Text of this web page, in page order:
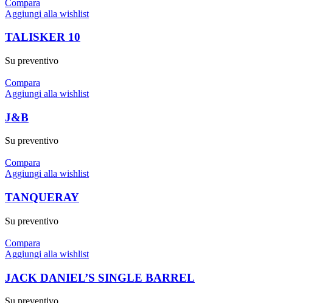
Compara
Aggiungi alla wishlist
TALISKER 10
Su preventivo
Compara
Aggiungi alla wishlist
J&B
Su preventivo
Compara
Aggiungi alla wishlist
TANQUERAY
Su preventivo
Compara
Aggiungi alla wishlist
JACK DANIEL’S SINGLE BARREL